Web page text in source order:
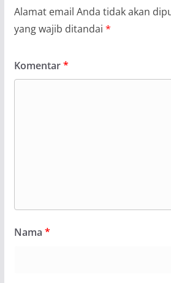
Alamat email Anda tidak akan
yang wajib ditandai *
Komentar*
Nama *